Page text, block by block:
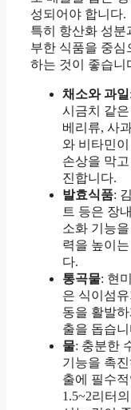
성되어야 합니다.
특히 항산화 성분
부한 식품을 중심
하는 것이 좋습니
채소와 과일
시금치 같
베리류, 사
와 비타민
손상을 막
진합니다.
발효식품:
트 등은 장
소화 기능
력을 높이
다.
통곡물: 현
은 식이섬
동을 활발
출을 돕습
물: 충분한
기능을 촉
출에 필수
1.5~2리터